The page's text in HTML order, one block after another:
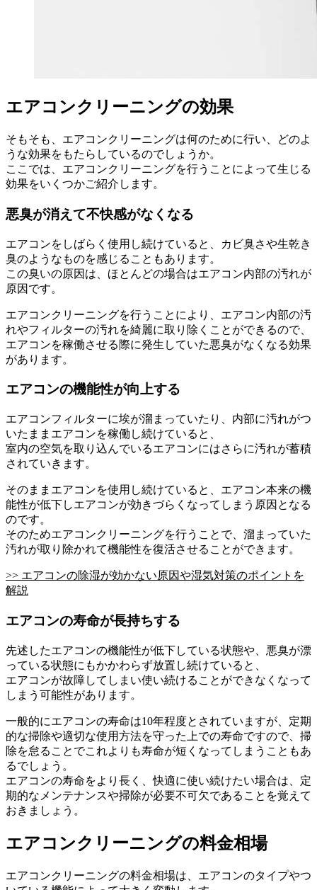
エアコンクリーニングの効果
そもそも、エアコンクリーニングは何のために行い、どのよ
うな効果をもたらしているのでしょうか。
ここでは、エアコンクリーニングを行うことによって生じる
効果をいくつかご紹介します。
悪臭が消えて不快感がなくなる
エアコンをしばらく使用し続けていると、カビ臭さや生乾き
臭のようなものを感じることもあります。
この臭いの原因は、ほとんどの場合はエアコン内部の汚れが
原因です。
エアコンクリーニングを行うことにより、エアコン内部の汚
れやフィルターの汚れを綺麗に取り除くことができるので、
エアコンを稼働させる際に発生していた悪臭がなくなる効果
があります。
エアコンの機能性が向上する
エアコンフィルターに埃が溜まっていたり、内部に汚れがつ
いたままエアコンを稼働し続けていると、
室内の空気を取り込んでいるエアコンにはさらに汚れが蓄積
されていきます。
そのままエアコンを使用し続けていると、エアコン本来の機
能性が低下しエアコンが効きづらくなってしまう原因となる
のです。
そのためエアコンクリーニングを行うことで、溜まっていた
汚れが取り除かれて機能性を復活させることができます。
>> エアコンの除湿が効かない原因や湿気対策のポイントを
解説
エアコンの寿命が長持ちする
先述したエアコンの機能性が低下している状態や、悪臭が漂
っている状態にもかかわらず放置し続けていると、
エアコンが故障してしまい使い続けることができなくなって
しまう可能性があります。
一般的にエアコンの寿命は10年程度とされていますが、定期
的な掃除や適切な使用方法を守った上での寿命ですので、掃
除を怠ることでこれよりも寿命が短くなってしまうこともあ
るでしょう。
エアコンの寿命をより長く、快適に使い続けたい場合は、定
期的なメンテナンスや掃除が必要不可欠であることを覚えて
おきましょう。
エアコンクリーニングの料金相場
エアコンクリーニングの料金相場は、エアコンのタイプやつ